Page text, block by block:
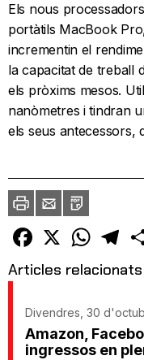
Els nous
portàtils MacBook
incrementin el
la capacitat de treball
els pròxims mesos.
nanòmetres i tindran
els seus antecessors,
ImprimirEnvia
un
amic
PDF
Facebook
X
Articles relacionats
Divendres, 30
Amazon,
ingressos en